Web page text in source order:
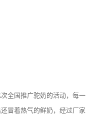
全国推广驼奶的活动，每一
冒着热气的鲜奶，经过厂家